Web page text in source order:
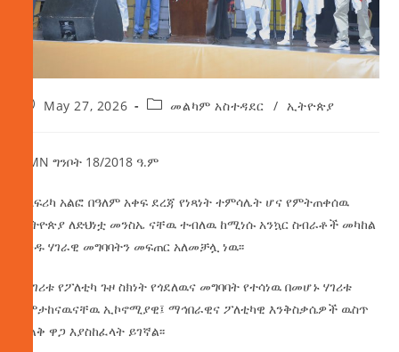
May 27, 2026 መልካም አስተዳደር / ኢትዮጵያ
AMN ግንቦት 18/2018 ዓ.ም
ከአፍሪካ አልፎ በዓለም አቀፍ ደረጃ የነጻነት ተምሳሌት ሆና የምትጠቀሰዉ
ኢትዮጵያ ለድህነቷ መንስኤ ናቸዉ ተብለዉ ከሚነሱ አንኳር ስብራቶች መካከል
አንዱ ሃገራዊ መግባባትን መፍጠር አለመቻሏ ነዉ፡፡
የሃገሪቱ የፖለቲካ ጉዞ ስክነት የጎደለዉና መግባባት የተሳነዉ በመሆኑ ሃገሪቱ
በምታከናዉናቸዉ ኢኮኖሚያዊ፤ ማኅበራዊና ፖለቲካዊ እንቅስቃሴዎች ዉስጥ
ትልቅ ዋጋ እያስከፈላት ይገኛል፡፡